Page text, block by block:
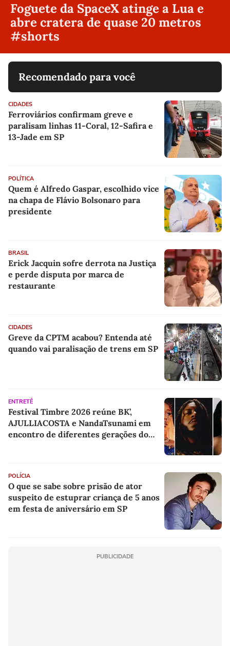
Foguete da SpaceX atinge a Lua e
abre cratera de quase 20 metros
#shorts
Recomendado para você
CIDADES
Ferroviários confirmam greve e
paralisam linhas 11-Coral, 12-Safira e
13-Jade em SP
POLÍTICA
Quem é Alfredo Gaspar, escolhido vice
na chapa de Flávio Bolsonaro para
presidente
BRASIL
Erick Jacquin sofre derrota na Justiça
e perde disputa por marca de
restaurante
CIDADES
Greve da CPTM acabou? Entenda até
quando vai paralisação de trens em SP
ENTRETÊ
Festival Timbre 2026 reúne BK’,
AJULLIACOSTA e NandaTsunami em
encontro de diferentes gerações do
POLÍCIA
O que se sabe sobre prisão de ator
suspeito de estuprar criança de 5 anos
em festa de aniversário em SP
PUBLICIDADE